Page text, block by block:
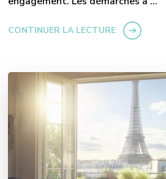
CONTINUER LA LECTURE